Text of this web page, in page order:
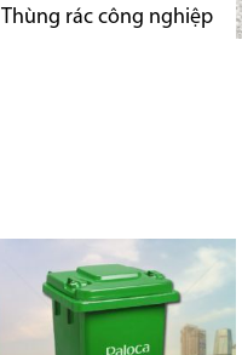
Thùng rác công nghiệp